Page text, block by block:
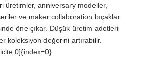
üretimler, anniversary modeller,
ve maker collaboration bıçaklar
öne çıkar. Düşük üretim adetleri
koleksiyon değerini artırabilir.